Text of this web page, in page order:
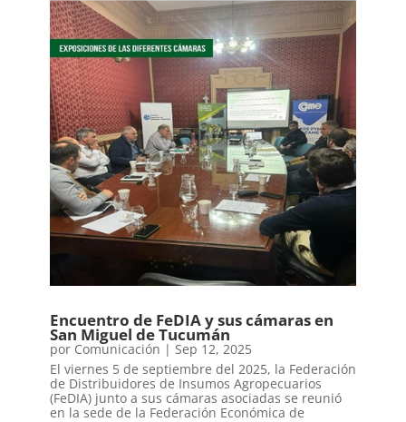
Encuentro de FeDIA y sus cámaras en
San Miguel de Tucumán
por Comunicación | Sep 12, 2025
El viernes 5 de septiembre del 2025, la Federación
de Distribuidores de Insumos Agropecuarios
(FeDIA) junto a sus cámaras asociadas se reunió
en la sede de la Federación Económica de